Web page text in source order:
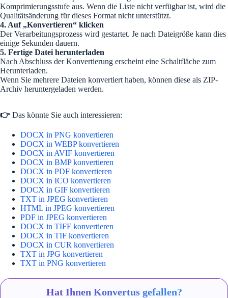
Komprimierungsstufe aus. Wenn die Liste nicht verfügbar ist, wird die
Qualitätsänderung für dieses Format nicht unterstützt.
4. Auf „Konvertieren“ klicken
Der Verarbeitungsprozess wird gestartet. Je nach Dateigröße kann dies
einige Sekunden dauern.
5. Fertige Datei herunterladen
Nach Abschluss der Konvertierung erscheint eine Schaltfläche zum
Herunterladen.
Wenn Sie mehrere Dateien konvertiert haben, können diese als ZIP-
Archiv heruntergeladen werden.
👉 Das könnte Sie auch interessieren:
DOCX in PNG konvertieren
DOCX in WEBP konvertieren
DOCX in AVIF konvertieren
DOCX in BMP konvertieren
DOCX in PDF konvertieren
DOCX in ICO konvertieren
DOCX in GIF konvertieren
TXT in JPEG konvertieren
HTML in JPEG konvertieren
PDF in JPEG konvertieren
DOCX in TIFF konvertieren
DOCX in TIF konvertieren
DOCX in CUR konvertieren
TXT in JPG konvertieren
TXT in PNG konvertieren
Hat Ihnen Konvertus gefallen?